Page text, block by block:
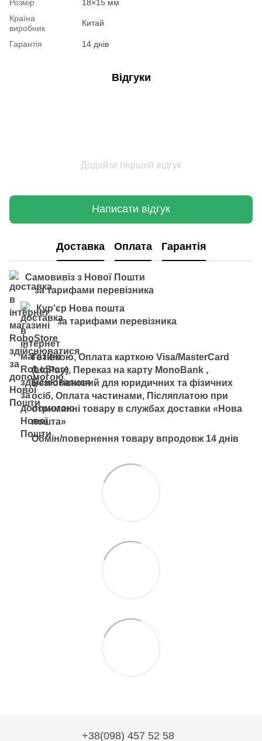
Розмір
18×15 мм
Країна
виробник
Китай
Гарантія 14 днів
Відгуки
Додайте перший відгук
Написати відгук
Доставка Оплата Гарантія
Самовивіз з Нової Пошти
за тарифами перевізника
Кур'єр Нова пошта
за тарифами перевізника
Готівкою, Оплата карткою Visa/MasterCard
(LiqPay), Переказ на карту MonoBank ,
Безготівковий для юридичних та фізичних
осіб, Оплата частинами, Післяплатою при
отриманні товару в службах доставки «Нова
пошта»
Обмін/повернення товару впродовж 14 днів
+38(098) 457 52 58